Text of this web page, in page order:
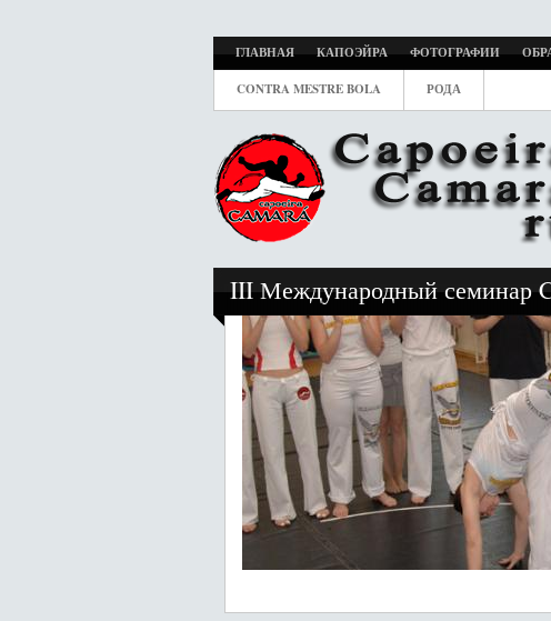
ГЛАВНАЯ КАПОЭЙРА ФОТОГРАФИИ
CONTRA MESTRE BOLA РОДА
III Международный семинар